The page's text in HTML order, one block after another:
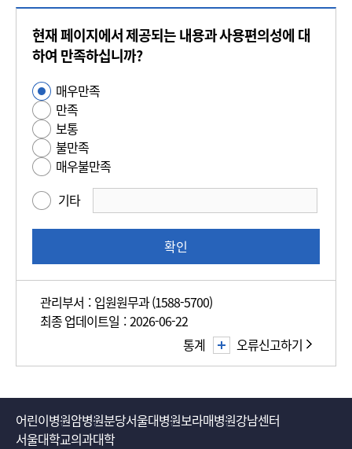
현재 페이지에서 제공되는 내용과 사용편의성에 대
하여 만족하십니까?
사
용
편
의
성
족
사
매우만족
만족
보통
불만족
매우불만족
기타
확인
관리부서 : 입원원무과 (1588-5700)
최종 업데이트일 : 2026-06-22
오류신고하기
통계
어린이병원암병원분당서울대병원보라매병원강남센터
서울대학교의과대학